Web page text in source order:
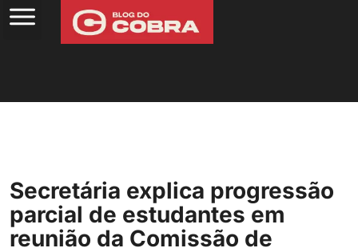
Secretária explica progressão
parcial de estudantes em
reunião da Comissão de